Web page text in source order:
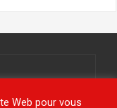
Web pour vous